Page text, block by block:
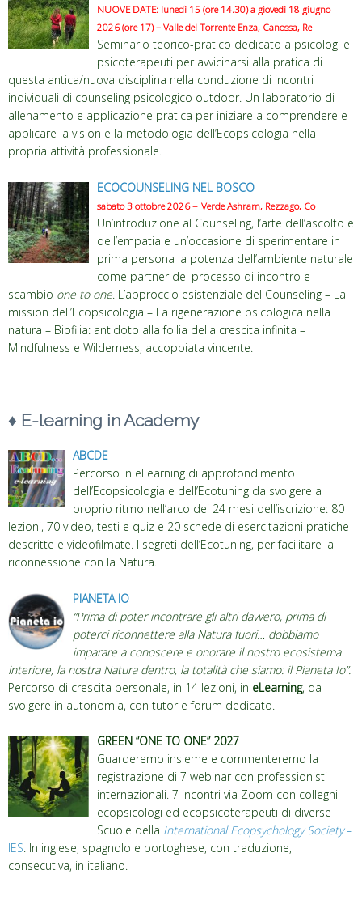
NUOVE DATE: lunedì 15 (ore 14.30) a giovedì 18 giugno
2026 (ore 17) – Valle del Torrente Enza, Canossa, Re
Seminario teorico-pratico dedicato a psicologi e
psicoterapeuti per avvicinarsi alla pratica di
questa antica/nuova disciplina nella conduzione di incontri
individuali di counseling psicologico outdoor. Un laboratorio di
allenamento e applicazione pratica per iniziare a comprendere e
applicare la vision e la metodologia dell’Ecopsicologia nella
propria attività professionale.
ECOCOUNSELING NEL BOSCO
sabato 3 ottobre 2026– Verde Ashram, Rezzago, Co
Un’introduzione al Counseling, l’arte dell’ascolto e
dell’empatia e un’occasione di sperimentare in
prima persona la potenza dell’ambiente naturale
come partner del processo di incontro e
scambio one to one . L’approccio esistenziale del Counseling – La
mission dell’Ecopsicologia – La rigenerazione psicologica nella
natura – Biofilia: antidoto alla follia della crescita infinita –
Mindfulness e Wilderness, accoppiata vincente.
♦ E-learning in Academy
ABCDE
Percorso in eLearning di approfondimento
dell’Ecopsicologia e dell’Ecotuning da svolgere a
proprio ritmo nell’arco dei 24 mesi dell’iscrizione: 80
lezioni, 70 video, testi e quiz e 20 schede di esercitazioni pratiche
descritte e videofilmate. I segreti dell’Ecotuning, per facilitare la
riconnessione con la Natura.
PIANETA IO
“Prima di poter incontrare gli altri davvero, prima di
poterci riconnettere alla Natura fuori… dobbiamo
imparare a conoscere e onorare il nostro ecosistema
interiore, la nostra Natura dentro, la totalità che siamo: il Pianeta Io”.
Percorso di crescita personale, in 14 lezioni, in eLearning, da
svolgere in autonomia, con tutor e forum dedicato.
GREEN “ONE TO ONE” 2027
Guarderemo insieme e commenteremo la
registrazione di 7 webinar con professionisti
internazionali. 7 incontri via Zoom con colleghi
ecopsicologi ed ecopsicoterapeuti di diverse
Scuole della International Ecopsychology Society–
IES. In inglese, spagnolo e portoghese, con traduzione,
consecutiva, in italiano.